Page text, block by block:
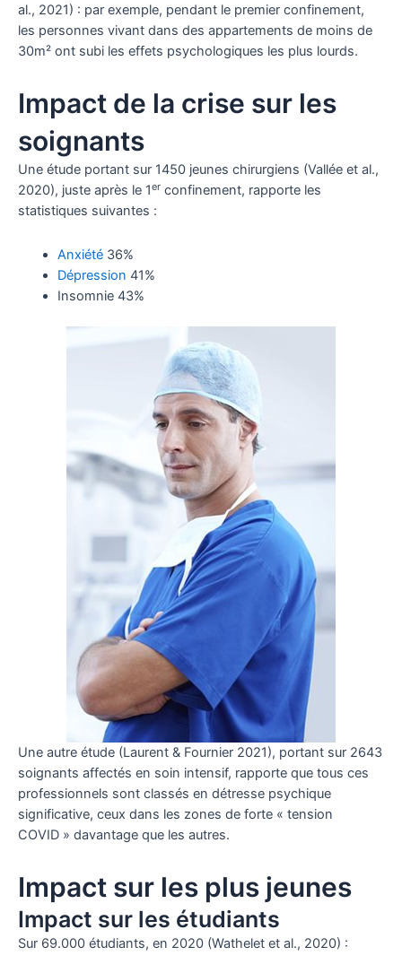
al., 2021) : par exemple, pendant le premier confinement,
les personnes vivant dans des appartements de moins de
30m² ont subi les effets psychologiques les plus lourds.
Impact de la crise sur les
soignants
Une étude portant sur 1450 jeunes chirurgiens (Vallée et al.,
2020), juste après le 1er confinement, rapporte les
statistiques suivantes :
Anxiété36%
Dépression 41%
Insomnie 43%
Une autre étude (Laurent & Fournier 2021), portant sur 2643
soignants affectés en soin intensif, rapporte que tous ces
professionnels sont classés en détresse psychique
significative, ceux dans les zones de forte « tension
COVID » davantage que les autres.
Impact sur les plus jeunes
Impact sur les étudiants
Sur 69.000 étudiants, en 2020 (Wathelet et al., 2020) :